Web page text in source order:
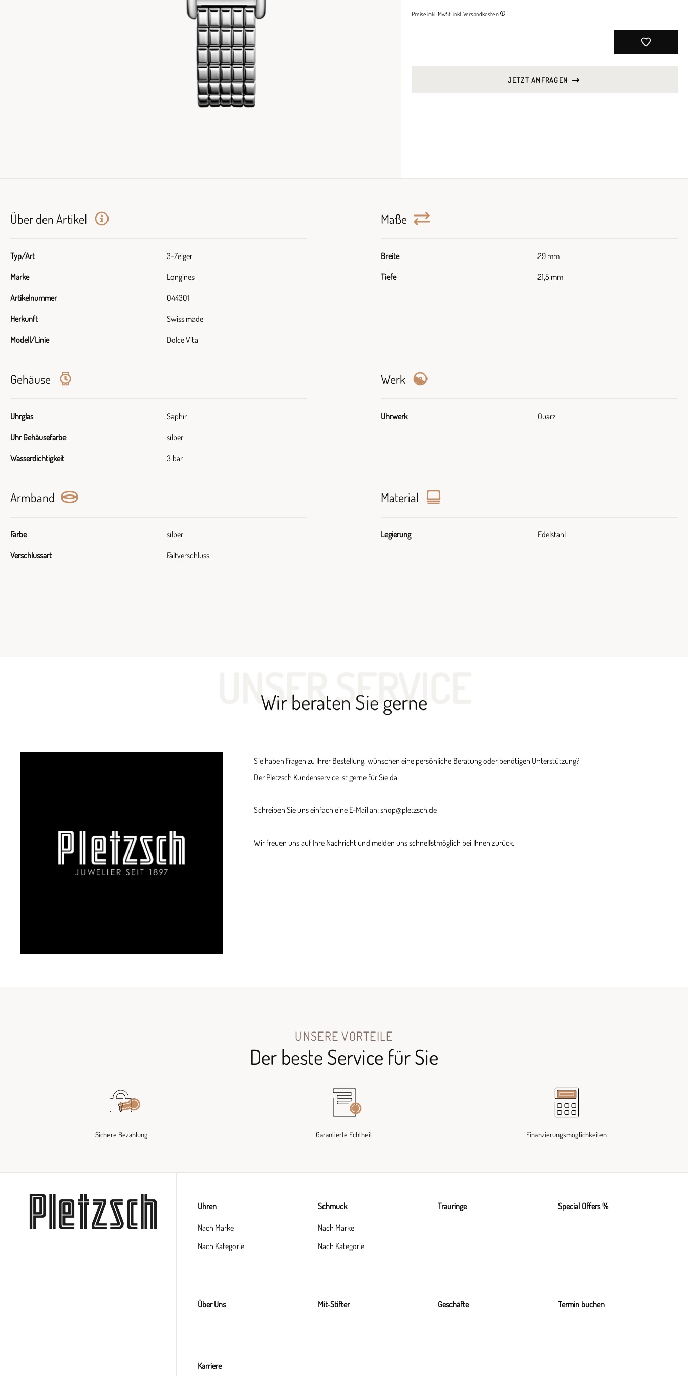
Preise inkl. MwSt. inkl. Versandkosten
JETZT ANFRAGEN
Über den Artikel
Typ/Art 3-Zeiger
Marke Longines
Artikelnummer 044301
Herkunft Swiss made
Modell/Linie Dolce Vita
Maße
Breite 29 mm
Tiefe 21,5 mm
Gehäuse
Uhrglas Saphir
Uhr Gehäusefarbe silber
Wasserdichtigkeit 3 bar
Werk
Uhrwerk Quarz
Armband
Farbe silber
Verschlussart Faltverschluss
Material
Legierung Edelstahl
UNSER SERVICE
Wir beraten Sie gerne
Sie haben Fragen zu Ihrer Bestellung, wünschen eine persönliche Beratung oder benötigen Unterstützung?
Der Pletzsch Kundenservice ist gerne für Sie da.
Schreiben Sie uns einfach eine E-Mail an: shop@pletzsch.de
Wir freuen uns auf Ihre Nachricht und melden uns schnellstmöglich bei Ihnen zurück.
UNSERE VORTEILE
Der beste Service für Sie
Sichere Bezahlung Garantierte Echtheit Finanzierungsmöglichkeiten
Uhren
Nach Marke
Nach Kategorie
Schmuck
Nach Marke
Nach Kategorie
Trauringe Special Offers %
Über Uns Mit-Stifter Geschäfte Termin buchen
Karriere